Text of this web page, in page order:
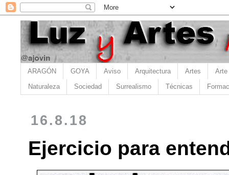
ARAGÓN GOYA Aviso Arquitectura Artes Arte
Naturaleza Sociedad Surrealismo Técnicas
16.8.18
Ejercicio para